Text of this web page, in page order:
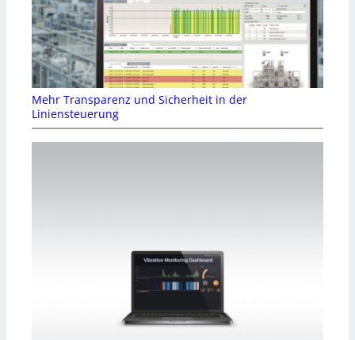
Mehr Transparenz und Sicherheit in der
Liniensteuerung